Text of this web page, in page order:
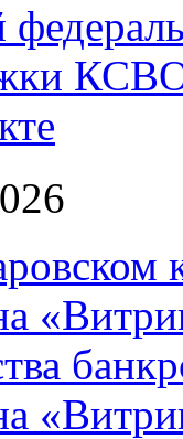
КСВО